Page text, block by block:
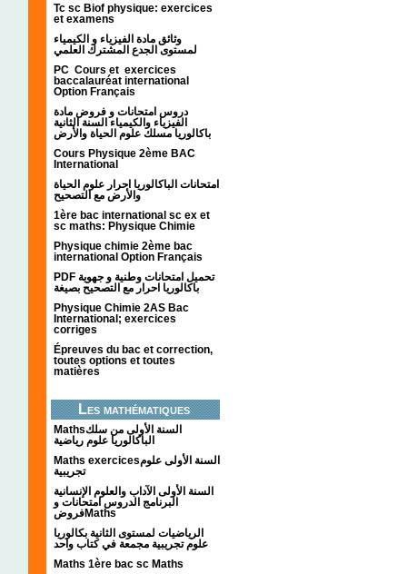
Tc sc Biof physique: exercices
et examens
وثائق مادة الفيزياء و الكيمياء
PC Cours et exercices
baccalauréat international
Option Français
دروس امتحانات و فروض مادة
الفيزياء والكيمياء السنة الثانية
باكالوريا مسلك علوم الحياة والأرض
Cours Physique 2ème BAC
International
امتحانات الباكالوريا احرار علوم الحياة
والأرض مع التصحيح
1ère bac international sc ex et
sc maths: Physique Chimie
Physique chimie 2ème bac
international Option Français
PDF تحميل امتحانات وطنية و جهوية
باكالوريا احرار مع التصحيح بصيغة
Physique Chimie 2AS Bac
International; exercices
corriges
Épreuves du bac et correction,
toutes options et toutes
matières
Les mathématiques
Mathsالسنة الأولى من سلك
الباكالوريا علوم رياضية
Maths exercicesالسنة الأولى علوم
تجريبية
السنة الأولى الآداب والعلوم الإنسانية
البرنامج الدروس امتحانات و
فروضMaths
الرياضيات لمستوى الثانية بكالوريا
علوم تجريبية مجمعة في كتاب واحد
Maths 1ère bac sc Maths